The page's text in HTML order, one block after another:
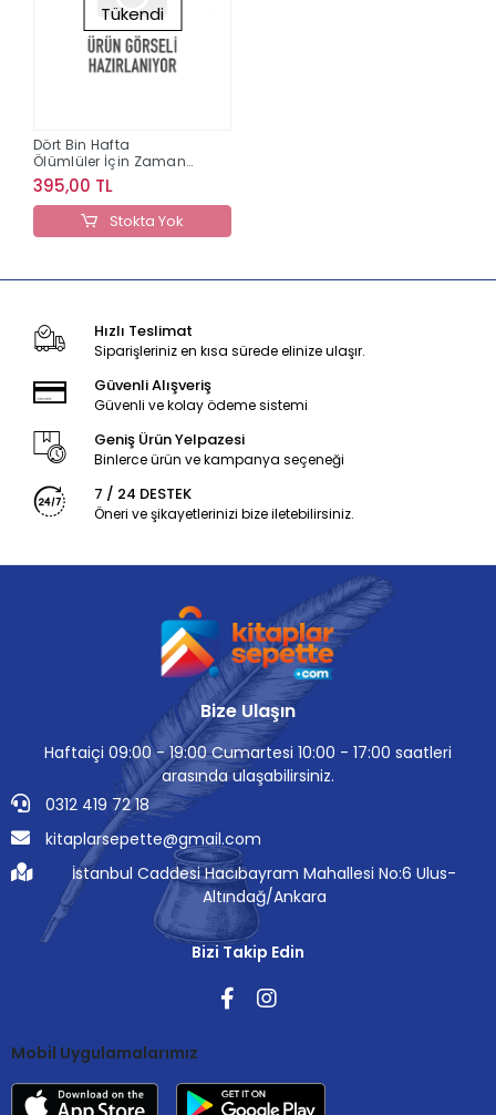
Tükendi
Dört Bin Hafta
Ölümlüler İçin Zaman
Yönetimi
395,00 TL
Stokta Yok
Hızlı Teslimat
Siparişleriniz en kısa sürede elinize ulaşır.
Güvenli Alışveriş
Güvenli ve kolay ödeme sistemi
Geniş Ürün Yelpazesi
Binlerce ürün ve kampanya seçeneği
7 / 24 DESTEK
Öneri ve şikayetlerinizi bize iletebilirsiniz.
Bize Ulaşın
Haftaiçi 09:00 - 19:00 Cumartesi 10:00 - 17:00 saatleri
arasında ulaşabilirsiniz.
0312 419 72 18
kitaplarsepette@gmail.com
İstanbul Caddesi Hacıbayram Mahallesi No:6 Ulus-
Altındağ/Ankara
Bizi Takip Edin
Mobil Uygulamalarımız